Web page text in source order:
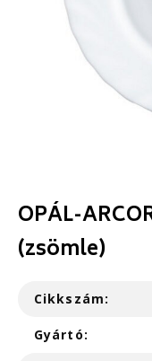
OPÁL-
(zsömle)
Cikkszám:
Gyártó: